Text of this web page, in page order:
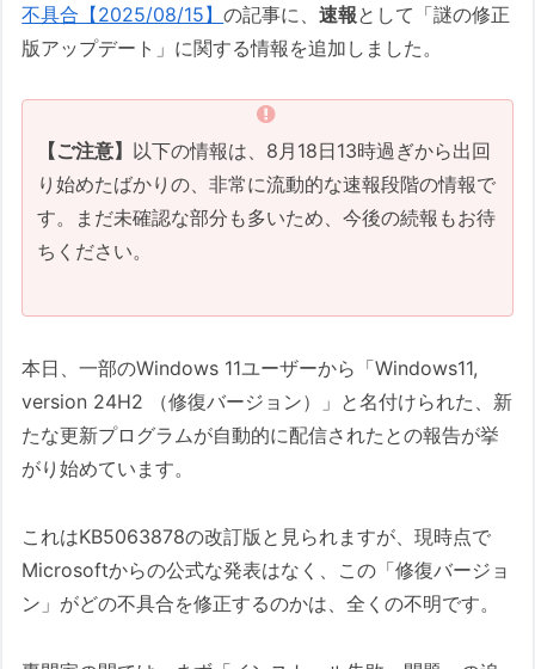
不具合【2025/08/15】の記事に、速報として「謎の修正
版アップデート」に関する情報を追加しました。
【ご注意】 以下の情報は、8月18日13時過ぎから出回
り始めたばかりの、非常に流動的な速報段階の情報で
す。まだ未確認な部分も多いため、今後の続報もお待
ちください。
本日、一部のWindows 11ユーザーから「Windows11,
version 24H2 （修復バージョン）」と名付けられた、新
たな更新プログラムが自動的に配信されたとの報告が挙
がり始めています。
これはKB5063878の改訂版と見られますが、現時点で
Microsoftからの公式な発表はなく、この「修復バージョ
ン」がどの不具合を修正するのかは、全くの不明です。